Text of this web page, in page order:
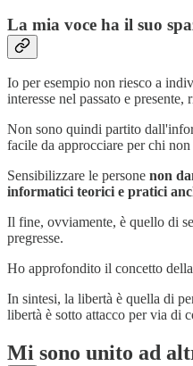
La mia voce ha il suo
Io per esempio non riesco a
interesse nel passato e
Non sono quindi partito
facile da approcciare per chi
Sensibilizzare le persone non
informatici teorici e pratici
Il fine, ovviamente, è quello di
pregresse.
Ho approfondito il concetto
In sintesi, la libertà è quella di
libertà è sotto attacco per via di
Mi sono unito ad